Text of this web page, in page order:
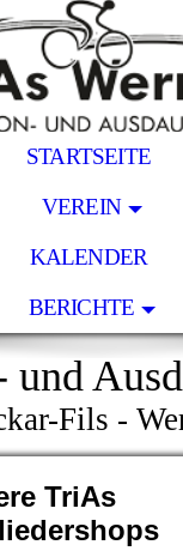
STARTSEITE
VEREIN
KALENDER
BERICHTE
Fils -
TriAs